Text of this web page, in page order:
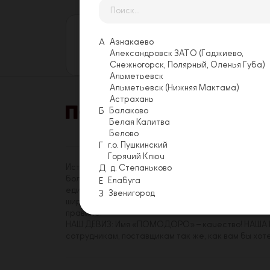
Еще никто не оставил отзыв на
Оставить отзыв
История «ПОМОДОРО» началась в 2014 году. На
более трехсот сотрудников, имеющих реальную
единомышленников среди коллег. Миссия
широкому кругу посетителей. Принципы,
правиле.
А Азнакаево
Александровск ЗАТО (Гаджиево,
Снежногорск, Полярный, Оленья Губа)
Альметьевск
Альметьевск (Нижняя Мактама)
Астрахань
Б
Балаково
Белая Калитва
Белово
Г г.о. Пушкинский
Горячий Ключ
Д д. Степаньково
Е Елабуга
З Звенигород